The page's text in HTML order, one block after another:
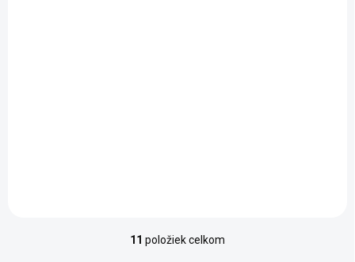
Ovládacie prvky výpisu
11 položiek celkom